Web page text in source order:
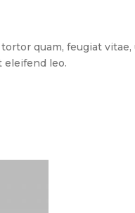
quam, feugiat
eleifend leo.